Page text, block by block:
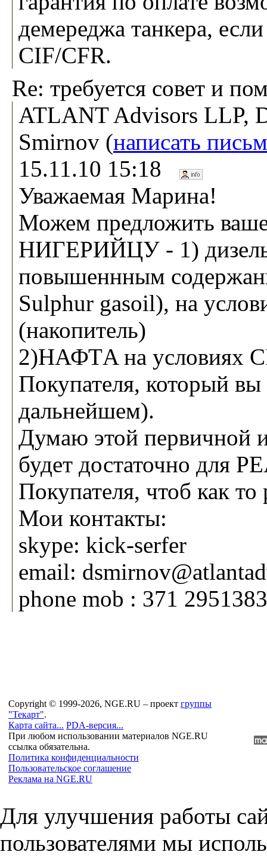
демереджа танкера,
CIF/CFR.
Re: требуется совет и
ATLANT Advisors LLP,
Smirnov (написать
15.11.10 15:18
Уважаемая Марина!
Можем предложить
НИГЕРИЙЦУ - 1)
повышеннным
Sulphur gasoil), на
(накопитель)
2)НАФТA на условиях
Покупателя, который вы
дальнейшем).
Думаю этой первичной
будет достаточно для
Покупателя, чтоб как то
Мои контакты:
skype: kick-serfer
email:
phone mob : 371
Copyright © 1999-2026, NGE.RU – проект группы
"Текарт".
Карта сайта... PDA-версия...
При любом использовании материалов NGE.RU
ссылка обязательна.
Политика конфиденциальности
Пользовательское соглашение
Реклама на NGE.RU
Для улучшения работы
пользователями мы